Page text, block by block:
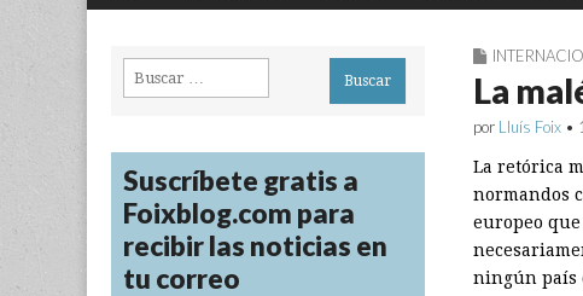
La
por Lluís Foix •
La retórica
normandos
europeo
ningún país
Buscar:
Suscríbete gratis a
Foixblog.com para
recibir las noticias en
tu correo